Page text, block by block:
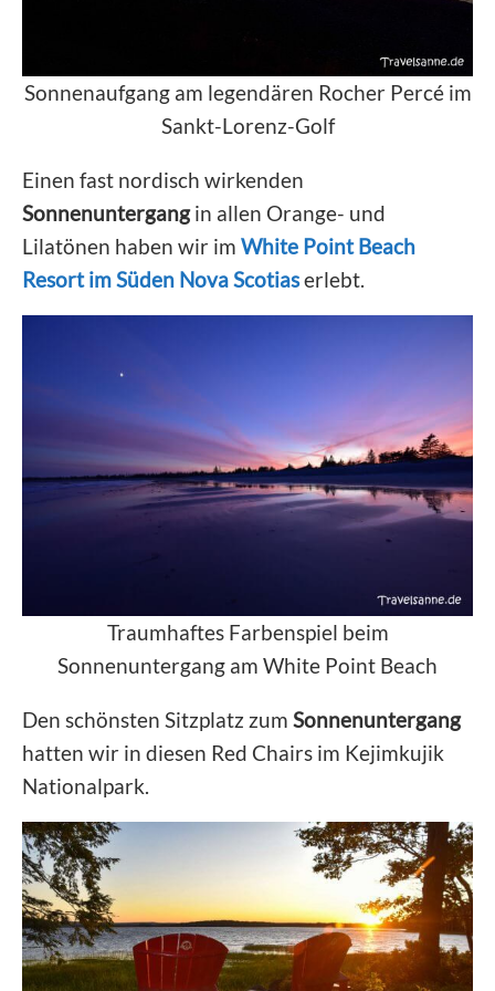
Sonnenaufgang am legendären Rocher Percé im
Sankt-Lorenz-Golf
Einen fast nordisch wirkenden
Sonnenuntergangin allen Orange- und
Lilatönen haben wir im White Point Beach
Resort im Süden Nova Scotiaserlebt.
Traumhaftes Farbenspiel beim
Sonnenuntergang am White Point Beach
Den schönsten Sitzplatz zum Sonnenuntergang
hatten wir in diesen Red Chairs im Kejimkujik
Nationalpark.